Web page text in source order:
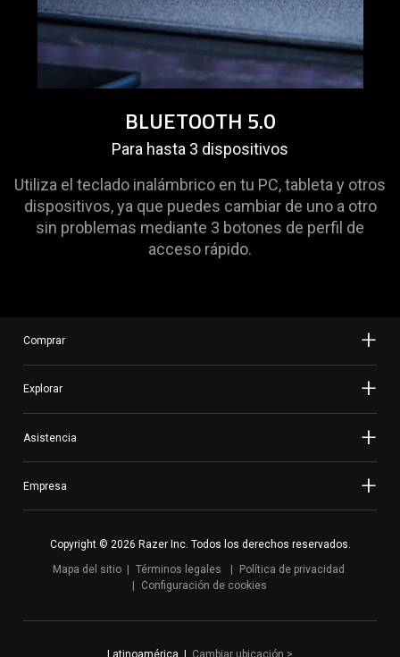
BLUETOOTH 5.0
Para hasta 3 dispositivos
Utiliza el teclado inalámbrico en tu PC, tableta y otros
dispositivos, ya que puedes cambiar de uno a otro
sin problemas mediante 3 botones de perfil de
acceso rápido.
Comprar
Explorar
Asistencia
Empresa
Copyright © 2026 Razer Inc. Todos los derechos reservados.
Mapa del sitio
Términos legales
Política de privacidad
Configuración de cookies